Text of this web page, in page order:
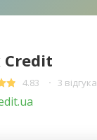
Credit
4.83 3 відгука